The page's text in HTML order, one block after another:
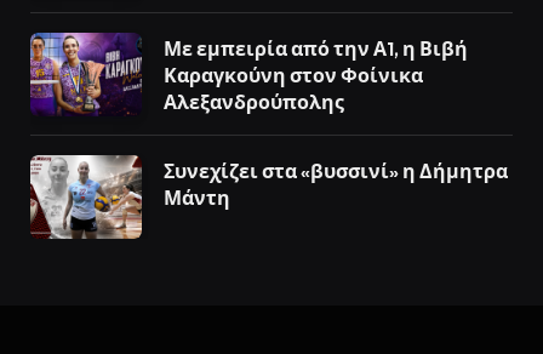
Με εμπειρία από την Α1, η Βιβή
Καραγκούνη στον Φοίνικα
Αλεξανδρούπολης
Συνεχίζει στα «βυσσινί» η Δήμητρα
Μάντη